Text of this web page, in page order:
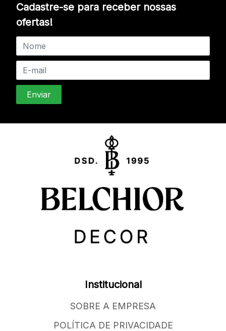
Cadastre-se para receber nossas
ofertas!
Institucional
SOBRE A EMPRESA
POLÍTICA DE PRIVACIDADE